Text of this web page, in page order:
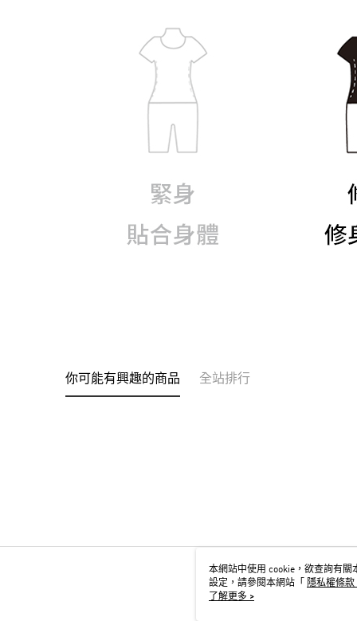
你可能有興趣的商品 全站排行
本網站中使用 cookie，欲查詢有關
設定，請參閱本網站「
隱私權條款
用 cookie。
了解更多 >